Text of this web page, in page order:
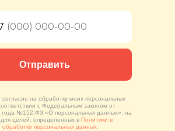
на обработку моих персональных
с Федеральным законом от
года №152-ФЗ «О персональных данных», на
для целей, определенных в Политики в
персональных данных
Отправить